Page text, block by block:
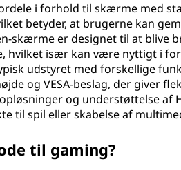
i forhold til skærme med
betyder, at brugerne kan
skærme er designet til at blive
hvilket især kan være nyttigt i
udstyret med forskellige
og VESA-beslag, der giver
og understøttelse af
til spil eller skabelse af
til gaming?